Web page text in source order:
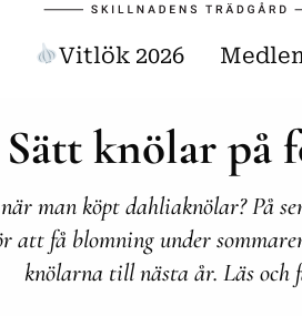
Vitlök 2026
knölar på
man köpt dahliaknölar? På
att få blomning under
knölarna till nästa år. Läs och